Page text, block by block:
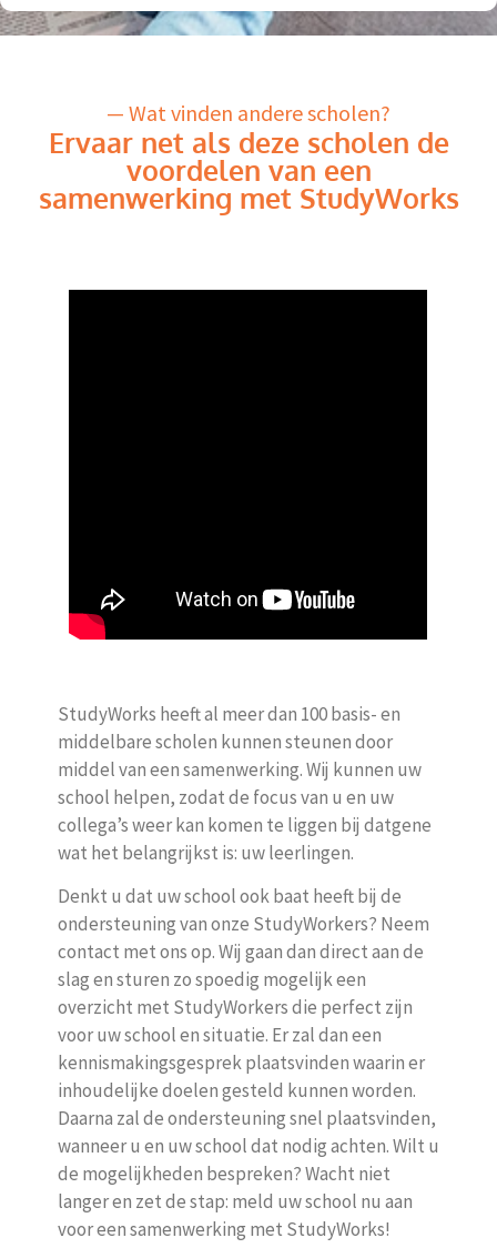
— Wat vinden andere scholen?
Ervaar net als deze scholen de
voordelen van een
samenwerking met StudyWorks
StudyWorks heeft al meer dan 100 basis- en
middelbare scholen kunnen steunen door
middel van een samenwerking. Wij kunnen uw
school helpen, zodat de focus van u en uw
collega’s weer kan komen te liggen bij datgene
wat het belangrijkst is: uw leerlingen.
Denkt u dat uw school ook baat heeft bij de
ondersteuning van onze StudyWorkers? Neem
contact met ons op. Wij gaan dan direct aan de
slag en sturen zo spoedig mogelijk een
overzicht met StudyWorkers die perfect zijn
voor uw school en situatie. Er zal dan een
kennismakingsgesprek plaatsvinden waarin er
inhoudelijke doelen gesteld kunnen worden.
Daarna zal de ondersteuning snel plaatsvinden,
wanneer u en uw school dat nodig achten. Wilt u
de mogelijkheden bespreken? Wacht niet
langer en zet de stap: meld uw school nu aan
voor een samenwerking met StudyWorks!